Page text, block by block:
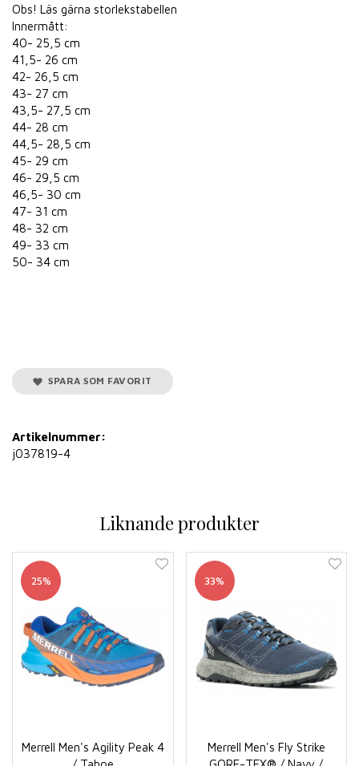
Obs! Läs gärna storlekstabellen
Innermått:
40- 25,5 cm
41,5- 26 cm
42- 26,5 cm
43- 27 cm
43,5- 27,5 cm
44- 28 cm
44,5- 28,5 cm
45- 29 cm
46- 29,5 cm
46,5- 30 cm
47- 31 cm
48- 32 cm
49- 33 cm
50- 34 cm
SPARA SOM FAVORIT
Artikelnummer:
j037819-4
Liknande produkter
25%
Merrell Men's Agility Peak 4
33%
Merrell Men's Fly Strike